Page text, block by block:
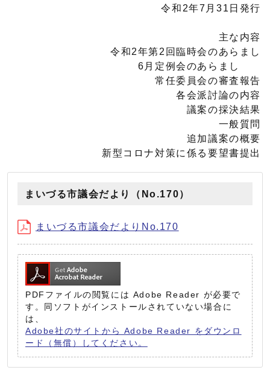
令和2年7月31日発行
主な内容
令和2年第2回臨時会のあらまし
6月定例会のあらまし
常任委員会の審査報告
各会派討論の内容
議案の採決結果
一般質問
追加議案の概要
新型コロナ対策に係る要望書提出
まいづる市議会だより（No.170）
まいづる市議会だよりNo.170
PDFファイルの閲覧には Adobe Reader が必要で
す。同ソフトがインストールされていない場合に
は、
Adobe社のサイトから Adobe Reader をダウンロ
ード（無償）してください。